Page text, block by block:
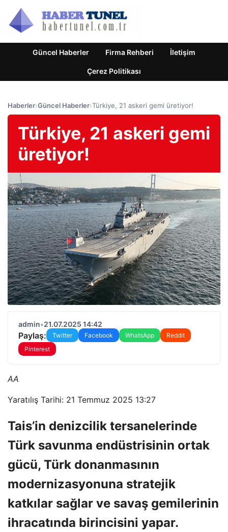
Güncel Haberler Firma Rehberi İletişim
Çerez Politikası
Haberler›Güncel Haberler›Türkiye, 21 askeri gemi üretiyor!
Türkiye, 21 askeri gemi
üretiyor!
admin•21.07.2025 14:42
Paylaş: Twitter Facebook WhatsApp
Reddit
Pinterest
AA
Yaratılış Tarihi: 21 Temmuz 2025 13:27
Tais’in denizcilik tersanelerinde
Türk savunma endüstrisinin ortak
gücü, Türk donanmasının
modernizasyonuna stratejik
katkılar sağlar ve savaş gemilerinin
ihracatında birincisini yapar.